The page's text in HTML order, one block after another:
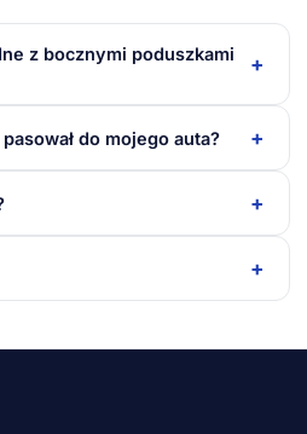
z bocznymi poduszkami
+
do mojego auta? +
+
+